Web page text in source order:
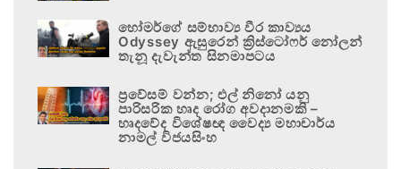
හෝමර්ගේ සම්භාව්‍ය වීර කාව්‍යය
Odyssey ඇසුරෙන් ක්‍රිස්ටෝෆර් නෝලන්
තැනූ දැවැන්ත සිනමාපටය
ප්‍රවේසම් වන්න; එල් නිනෝ යනු
පාරිසරික හෘද රෝග අවදානමකි –
හෘදවේද විශේෂඥ වෛද්‍ය මහාචාර්ය
නාමල් විජයසිංහ